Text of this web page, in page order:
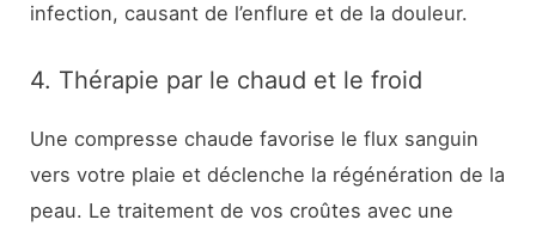
infection, causant de l’enflure et de la douleur.
4. Thérapie par le chaud et le froid
Une compresse chaude favorise le flux sanguin
vers votre plaie et déclenche la régénération de la
peau. Le traitement de vos croûtes avec une